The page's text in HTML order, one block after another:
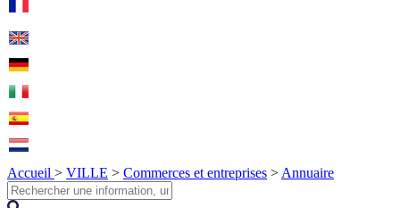
Accueil > VILLE > Commerces et entreprises > Annuaire